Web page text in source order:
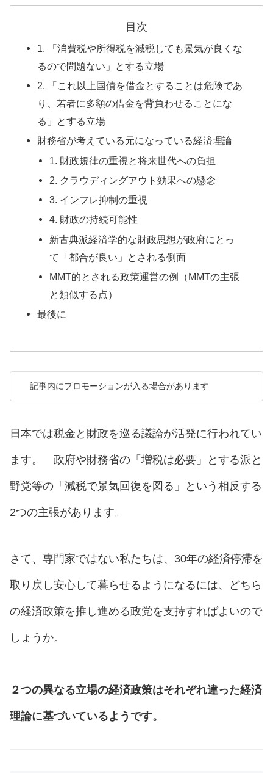
目次
1. 「消費税や所得税を減税しても景気が良くな
るので問題ない」とする立場
2. 「これ以上国債を借金とすることは危険であ
り、若者に多額の借金を背負わせることにな
る」とする立場
財務省が考えている元になっている経済理論
1. 財政規律の重視と将来世代への負担
2. クラウディングアウト効果への懸念
3. インフレ抑制の重視
4. 財政の持続可能性
新古典派経済学的な財政思想が政府にとっ
て「都合が良い」とされる側面
MMT的とされる政策運営の例（MMTの主張
と類似する点）
最後に
記事内にプロモーションが入る場合があります
日本では税金と財政を巡る議論が活発に行われてい
ます。 政府や財務省の「増税は必要」とする派と
野党等の「減税で景気回復を図る」という相反する
2つの主張があります。
さて、専門家ではない私たちは、30年の経済停滞を
取り戻し安心して暮らせるようになるには、どちら
の経済政策を推し進める政党を支持すればよいので
しょうか。
２つの異なる立場の経済政策はそれぞれ違った経済
理論に基づいているようです。